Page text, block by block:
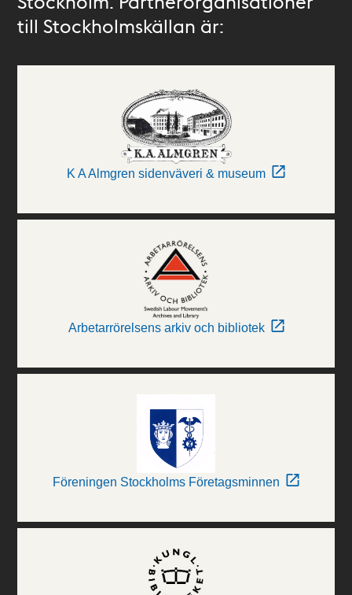
till Stockholmskällan är:
K A Almgren sidenväveri & museum
Arbetarrörelsens arkiv och bibliotek
Föreningen Stockholms Företagsminnen